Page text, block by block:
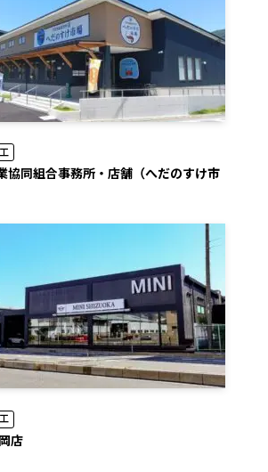
協同組合事務所・店舗（へだのすけ市
店